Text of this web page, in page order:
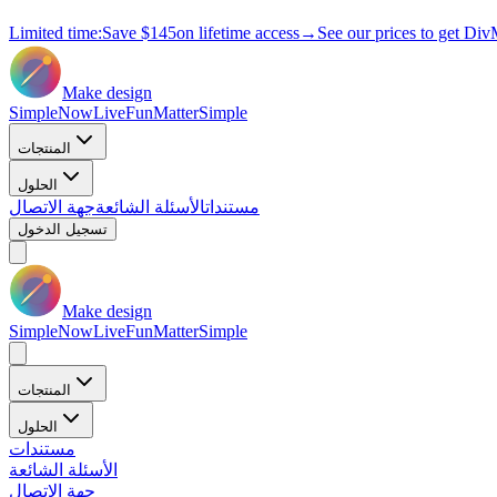
Limited time:Save $145on lifetime access→ See our prices to get
Make design
SimpleNowLiveFunMatterSimple
المنتجات
الحلول
مستنداتالأسئلة الشائعةجهة الاتصال
تسجيل الدخول
Make design
SimpleNowLiveFunMatterSimple
المنتجات
الحلول
مستندات
الأسئلة الشائعة
جهة الاتصال